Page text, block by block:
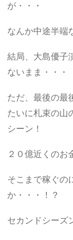
が・・・
なんか中途半端
結局、大島優子
ないまま・・・
ただ、最後の最
たいに札束の山
シーン！
２０億近くのお
そこまで稼ぐの
か・・・！？
セカンドシーズ